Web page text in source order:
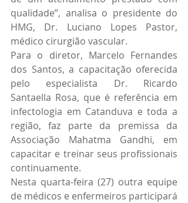
qualidade”, analisa o presidente do
HMG, Dr. Luciano Lopes Pastor,
médico cirurgião vascular.
Para o diretor, Marcelo Fernandes
dos Santos, a capacitação oferecida
pelo especialista Dr. Ricardo
Santaella Rosa, que é referência em
infectologia em Catanduva e toda a
região, faz parte da premissa da
Associação Mahatma Gandhi, em
capacitar e treinar seus profissionais
continuamente.
Nesta quarta-feira (27) outra equipe
de médicos e enfermeiros participará